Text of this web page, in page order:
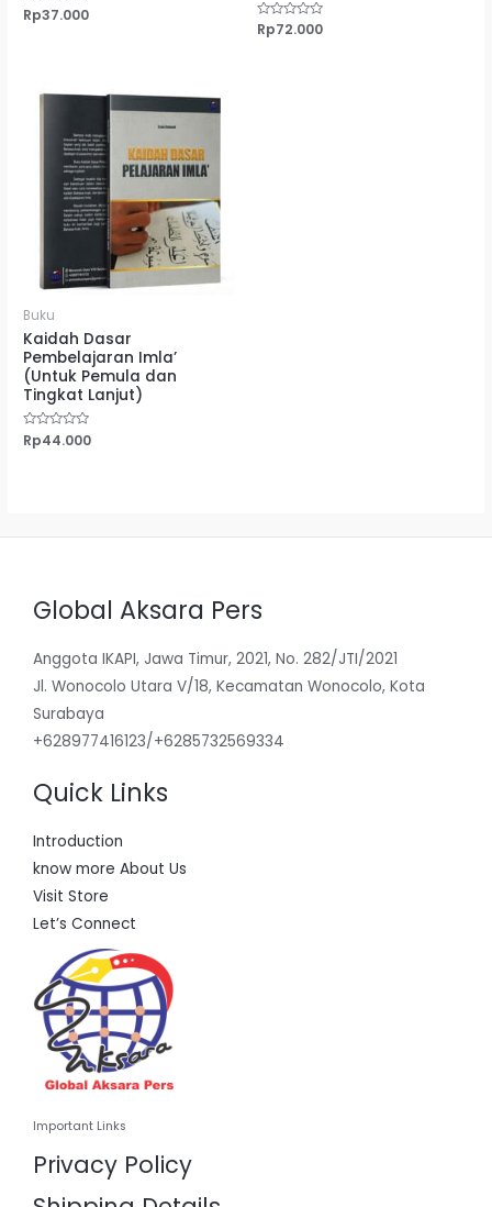
Dinilai
Rp37.000
Dinilai
Rp72.000
Buku
Kaidah Dasar
Pembelajaran Imla’
(Untuk Pemula dan
Tingkat Lanjut)
Dinilai
0
Rp44.000
Global Aksara Pers
Anggota IKAPI, Jawa Timur, 2021, No. 282/JTI/2021
Jl. Wonocolo Utara V/18, Kecamatan Wonocolo, Kota
Surabaya
+628977416123/+6285732569334
Quick Links
Introduction
know more About Us
Visit Store
Let’s Connect
Important Links
Privacy Policy